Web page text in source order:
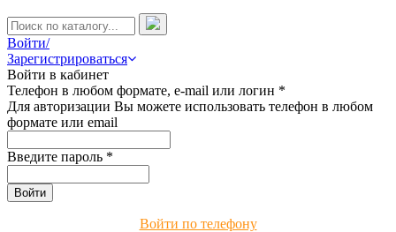
Войти/
Зарегистрироваться
Войти в кабинет
Телефон в любом формате, e-mail или логин *
Для авторизации Вы можете использовать телефон в любом
формате или email
Введите пароль *
Войти по телефону